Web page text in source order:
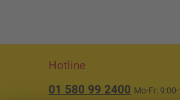
Hotline
01 580 99 2400 Mo-Fr: